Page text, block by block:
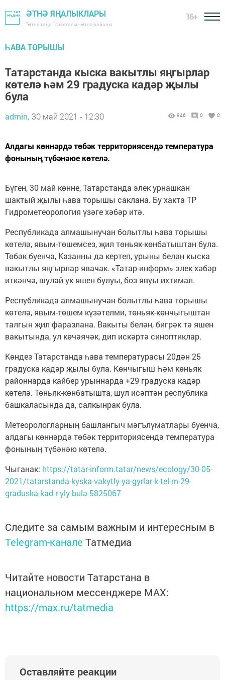
ӘТНӘ ЯҢАЛЫКЛАРЫ
"Әтнә таңы" газетасы - Әтнә районы
16+
ҺАВА ТОРЫШЫ
Татарстанда кыска вакытлы яңгырлар
көтелә һәм 29 градуска кадәр җылы
була
admin, 30 май 2021 - 12:30 946 0 0
Алдагы көннәрдә төбәк территориясендә температура
фонының түбәнәюе көтелә.
Бүген, 30 май көнне, Татарстанда элек урнашкан
шактый җылы һава торышы саклана. Бу хакта ТР
Гидрометеорология үзәге хәбәр итә.
Республикада алмашынучан болытлы һава торышы
көтелә, явым-төшемсез, җил төньяк-көнбатыштан була.
Төбәк буенча, Казанны да кертеп, урыны белән кыска
вакытлы яңгырлар явачак. «Татар-информ» элек хәбәр
иткәнчә, шулай ук яшен булуы, боз явуы ихтимал.
Республикада алмашынучан болытлы һава торышы
көтелә, явым-төшем күзәтелми, төньяк-көнчыгыштан
талгын җил фаразлана. Вакыты белән, бигрәк тә яшен
вакытында, ул көчәячәк, дип искәртә синоптиклар.
Көндез Татарстанда һава температурасы 20дән 25
градуска кадәр җылы була. Көнчыгыш Һәм көньяк
районнарда кайбер урыннарда +29 градуска кадәр
көтелә. Төньяк-көнбатышта, шул исәптән республика
башкаласында да, салкынрак була.
Метеорологларның башлангыч мәгълүматлары буенча,
алдагы көннәрдә төбәк территориясендә температура
фонының түбәнәю көтелә.
Чыганак: https://tatar-inform.tatar/news/ecology/30-05-
2021/tatarstanda-kyska-vakytly-ya-gyrlar-k-tel-m-29-
graduska-kad-r-yly-bula-5825067
Следите за самым важным и интересным в
Telegram-канале Татмедиа
Читайте новости Татарстана в
национальном мессенджере MАХ:
https://max.ru/tatmedia
Оставляйте реакции